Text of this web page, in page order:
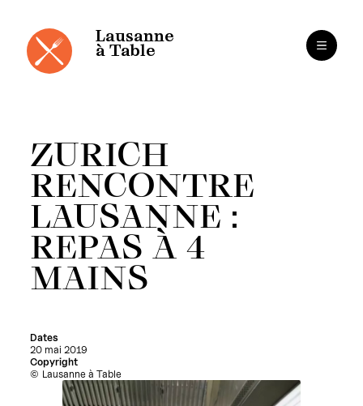
contenu
Lausanne
à Table
ZURICH
RENCONTRE
LAUSANNE :
REPAS À 4
MAINS
Dates
20 mai 2019
Copyright
Lausanne à Table